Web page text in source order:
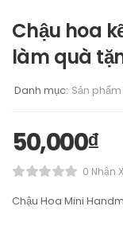
Chậu hoa
làm quà
Danh mục: Sản
50,000₫
0 Nhận
Chậu Hoa Mini